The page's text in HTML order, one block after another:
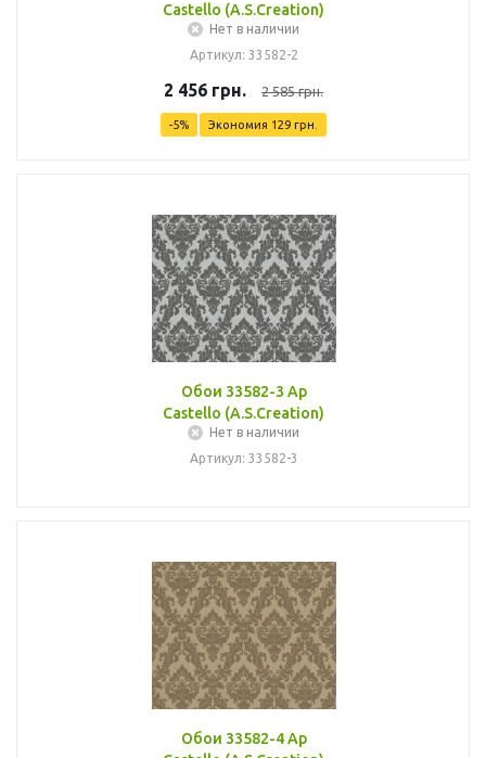
Castello (A.S.Creation)
Нет в наличии
Артикул: 33582-2
2 456 грн. 2 585грн.
-5% Экономия 129 грн.
Обои 33582-3 Ap
Castello (A.S.Creation)
Нет в наличии
Артикул: 33582-3
Обои 33582-4 Ap